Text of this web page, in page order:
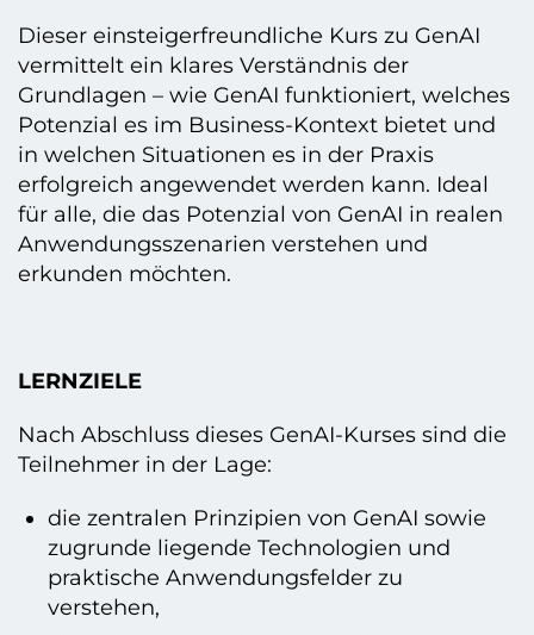
Dieser einsteigerfreundliche Kurs zu GenAI
vermittelt ein klares Verständnis der
Grundlagen – wie GenAI funktioniert, welches
Potenzial es im Business-Kontext bietet und
in welchen Situationen es in der Praxis
erfolgreich angewendet werden kann. Ideal
für alle, die das Potenzial von GenAI in realen
Anwendungsszenarien verstehen und
erkunden möchten.
LERNZIELE
Nach Abschluss dieses GenAI-Kurses sind die
Teilnehmer in der Lage:
die zentralen Prinzipien von GenAI sowie
zugrunde liegende Technologien und
praktische Anwendungsfelder zu
verstehen,